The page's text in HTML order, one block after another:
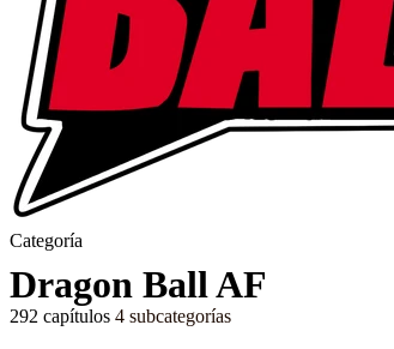
Categoría
Dragon Ball AF
292 capítulos 4 subcategorías